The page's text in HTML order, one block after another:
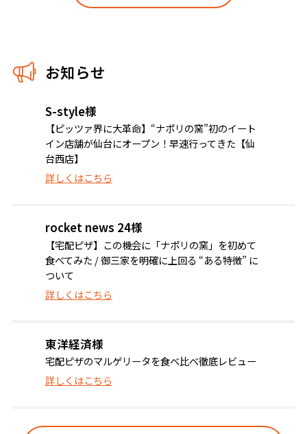
お知らせ
S-style様
【ピッツァ界に大革命】“ナポリの窯”初のイート
イン店舗が仙台にオープン！早速行ってきた【仙
台西店】
詳しくはこちら
rocket news 24様
【宅配ピザ】この機会に「ナポリの窯」を初めて
食べてみた / 御三家を明確に上回る “ある特徴” に
ついて
詳しくはこちら
東洋経済様
宅配ピザのマルゲリータを食べ比べ徹底レビュー
詳しくはこちら